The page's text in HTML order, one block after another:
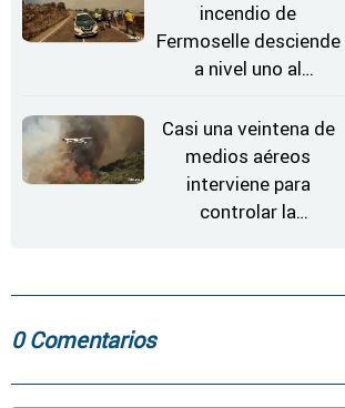
incendio de
Fermoselle desciende
a nivel uno al
"favorable" y disminuir
el riesgo
Casi una veintena de
medios aéreos
interviene para
controlar la
Fermoselle
0 Comentarios